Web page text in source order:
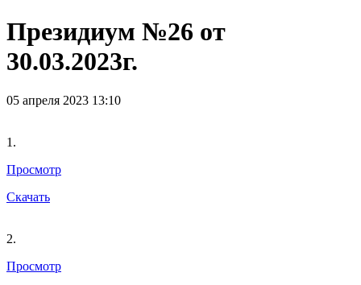
Президиум №26 от
30.03.2023г.
05 апреля 2023 13:10
1.
Просмотр
Скачать
2.
Просмотр